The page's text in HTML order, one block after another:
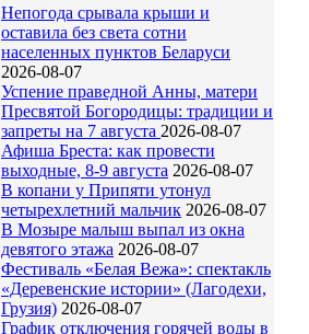
Непогода срывала крыши и
оставила без света сотни
населенных пунктов Беларуси
2026-08-07
Успение праведной Анны, матери
Пресвятой Богородицы: традиции и
запреты на 7 августа 2026-08-07
Афиша Бреста: как провести
выходные, 8-9 августа 2026-08-07
В копани у Припяти утонул
четырехлетний мальчик 2026-08-07
В Мозыре малыш выпал из окна
девятого этажа 2026-08-07
Фестиваль «Белая Вежа»: спектакль
«Деревенские истории» (Лагодехи,
Грузия) 2026-08-07
График отключения горячей воды в